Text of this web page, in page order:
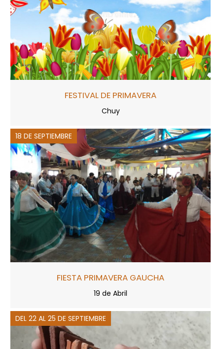
FESTIVAL DE PRIMAVERA
Chuy
18 DE SEPTIEMBRE
FIESTA PRIMAVERA GAUCHA
19 de Abril
DEL 22 AL 25 DE SEPTIEMBRE